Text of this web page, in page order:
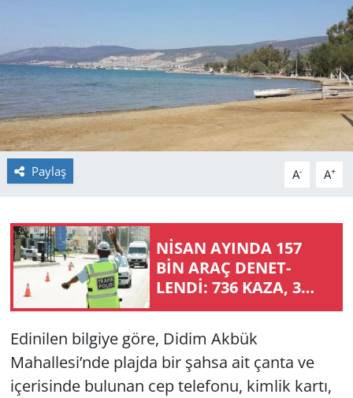
Paylaş A- A+
NİSAN AYIN­DA 157
BİN ARAÇ DE­NET­
LENDİ: 736 KAZA, 3
CAN KAYBI
Edinilen bilgiye göre, Didim Akbük
Mahallesi’nde plajda bir şahsa ait çanta ve
içerisinde bulunan cep telefonu, kimlik kartı,
HABERDE İNSAN
KÜLTÜR SANAT
MAGAZİN
POLİTİKA
SAĞLIK
SİYASET
SPOR
Yerel